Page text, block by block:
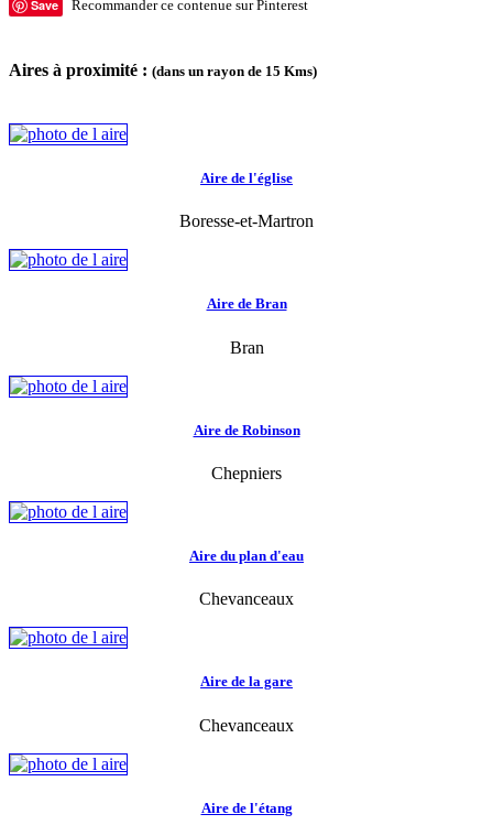
Save Recommander ce contenue sur Pinterest
Aires à proximité : (dans un rayon de 15 Kms)
Aire de l'église
Boresse-et-Martron
Aire de Bran
Bran
Aire de Robinson
Chepniers
Aire du plan d'eau
Chevanceaux
Aire de la gare
Chevanceaux
Aire de l'étang